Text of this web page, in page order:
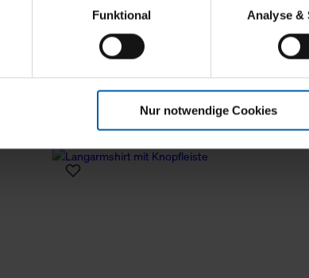
Angebote, Anzeigen und Inhalte aufgrund
und Tracking-Zwecke zur Analyse und
Diese übermitteln wir in anonymisierter
damit wir alle Cookies und Web-Technologien
die jeweiligen Schaltflächen können Sie die Arten der
wir lediglich die erwähnten technisch
Funktional Analyse &
Nur notwendige Cookies